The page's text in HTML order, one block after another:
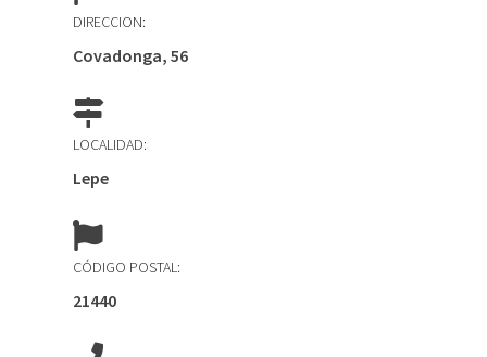
DIRECCION:
Covadonga, 56
LOCALIDAD:
Lepe
CÓDIGO POSTAL:
21440